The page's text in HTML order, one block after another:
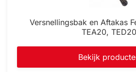
Versnellingsbak en Aftakas
TEA20, TED20
Bekijk